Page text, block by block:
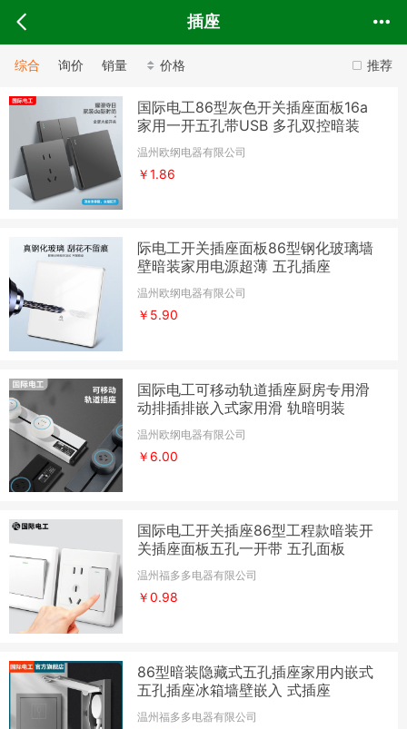
插座
推荐
综合 询价 销量 价格
国际电工86型灰色开关插座面板16a
家用一开五孔带USB 多孔双控暗装
温州欧纲电器有限公司
￥1.86
际电工开关插座面板86型钢化玻璃墙
壁暗装家用电源超薄 五孔插座
温州欧纲电器有限公司
￥5.90
国际电工可移动轨道插座厨房专用滑
动排插排嵌入式家用滑 轨暗明装
温州欧纲电器有限公司
￥6.00
国际电工开关插座86型工程款暗装开
关插座面板五孔一开带 五孔面板
温州福多多电器有限公司
￥0.98
86型暗装隐藏式五孔插座家用内嵌式
五孔插座冰箱墙壁嵌入 式插座
温州福多多电器有限公司